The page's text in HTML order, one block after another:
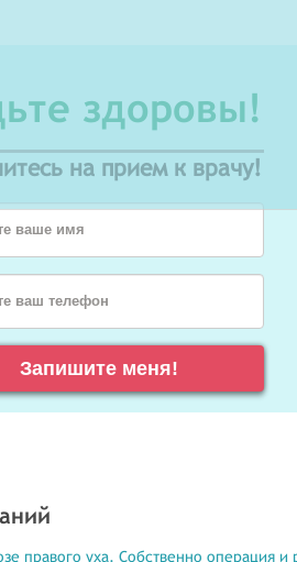
здоровы!
на прием к врачу!
ваше имя
ваш телефон
Запишите меня!
правого уха. Собственно операция